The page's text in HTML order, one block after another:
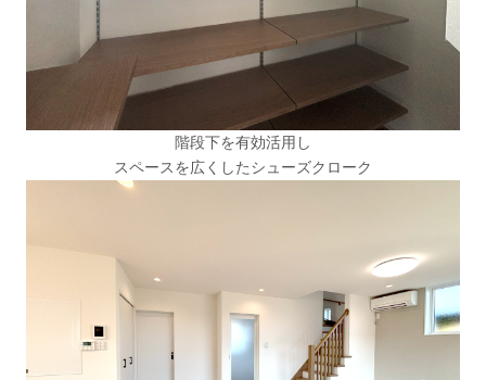
階段下を有効活用し
スペースを広くしたシューズクローク